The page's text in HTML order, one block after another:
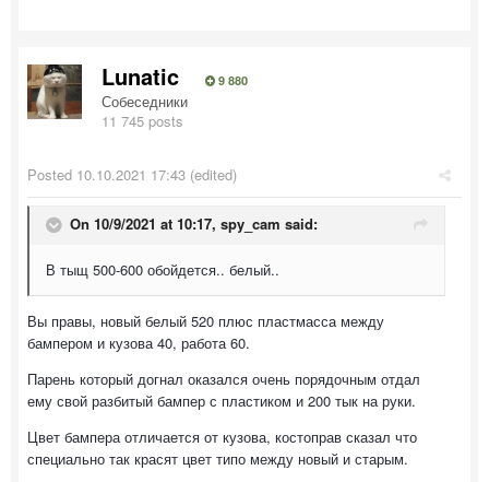
Lunatic 9 880
Собеседники
11 745 posts
Posted 10.10.2021 17:43 (edited)
On 10/9/2021 at 10:17, spy_cam said:
В тыщ 500-600 обойдется.. белый..
Вы правы, новый белый 520 плюс пластмасса между
бампером и кузова 40, работа 60.
Парень который догнал оказался очень порядочным отдал
ему свой разбитый бампер с пластиком и 200 тык на руки.
Цвет бампера отличается от кузова, костоправ сказал что
специально так красят цвет типо между новый и старым.